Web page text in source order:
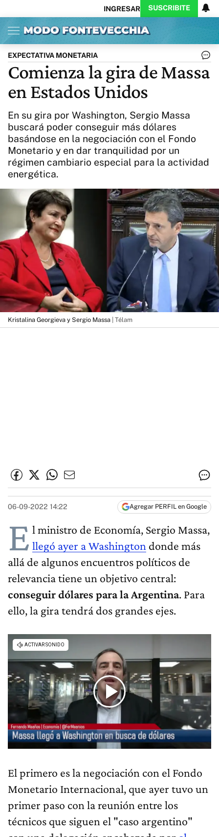
INGRESAR SUSCRIBITE
Inicio Ahora
Opinión
Política
Ciencia
Protagonistas
Cultura
Arte
Educación
Internacional
Clima
CARAS
Exitoina
Videos
Córdoba
Reperfilar
Business
Noticias
Caras
Exitoina
Gaming
Vivo
Diario del Juicio
Actualidad
EXPECTATIVA MONETARIA
Comienza la gira de Massa
en Estados Unidos
En su gira por Washington, Sergio Massa
buscará poder conseguir más dólares
basándose en la negociación con el Fondo
Monetario y en dar tranquilidad por un
régimen cambiario especial para la actividad
energética.
Kristalina Georgieva y Sergio Massa | Télam
06-09-2022 14:22 Agregar PERFIL en Google
E l ministro de Economía, Sergio Massa,
llegó ayer a Washington donde más
allá de algunos encuentros políticos de
relevancia tiene un objetivo central:
conseguir dólares para la Argentina. Para
ello, la gira tendrá dos grandes ejes.
El primero es la negociación con el Fondo
Monetario Internacional, que ayer tuvo un
primer paso con la reunión entre los
técnicos que siguen el "caso argentino"